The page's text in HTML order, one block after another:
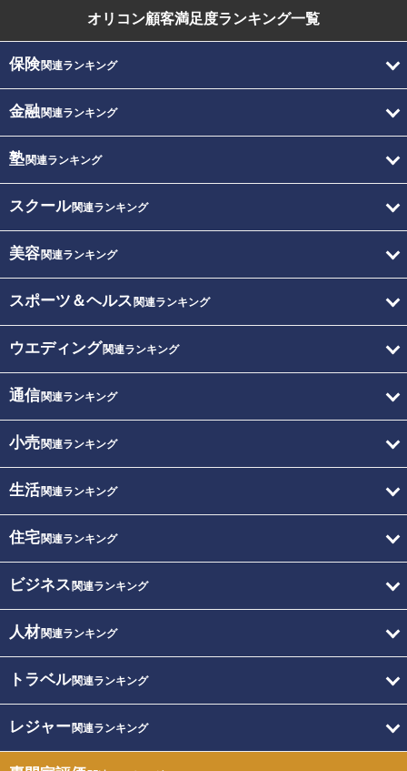
オリコン顧客満足度ランキング一覧
保険関連ランキング
金融関連ランキング
塾関連ランキング
スクール関連ランキング
美容関連ランキング
スポーツ＆ヘルス 関連ランキング
ウエディング関連ランキング
通信関連ランキング
小売関連ランキング
生活関連ランキング
住宅関連ランキング
ビジネス 関連ランキング
人材関連ランキング
トラベル関連ランキング
レジャー関連ランキング